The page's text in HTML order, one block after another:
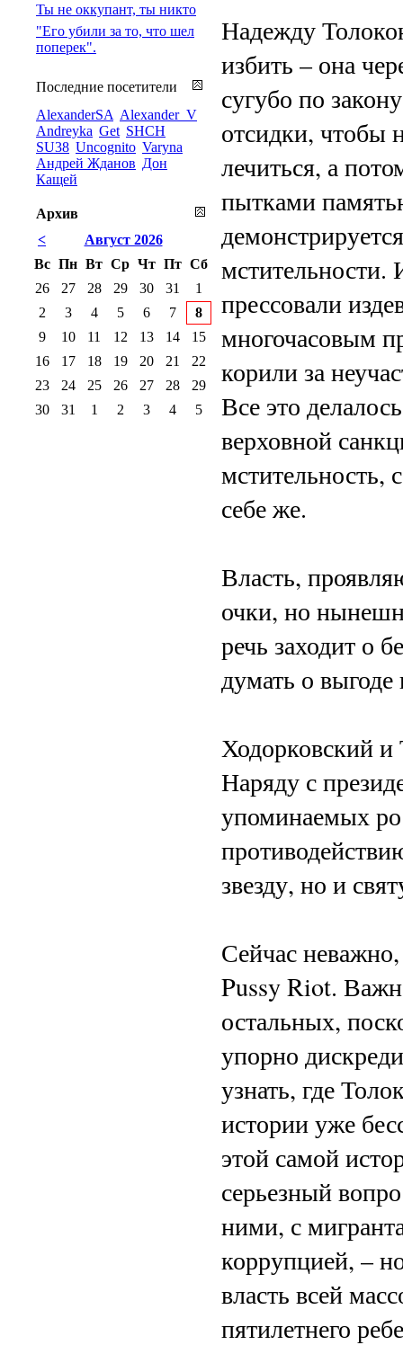
Надежду
избить – она
сугубо по
отсидки, чтобы
лечиться, а
пытками
мстительности.
прессовали
многочасовым
корили за
Все это
верховной
мстительность,
себе же.
Власть,
очки, но
речь заходит о
думать о выгоде
Ходорковский и
Наряду с
упоминаемых
звезду, но и
Сейчас
Pussy Riot.
остальных,
упорно
узнать, где
истории уже
этой самой
серьезный
ними, с
коррупцией, –
власть всей
пятилетнего
Ты не оккупант, ты никто
"Его убили за то, что шел
поперек".
Последние посетители
AlexanderSA Alexander_V
Andreyka Get SHCH
SU38 Uncognito Varyna
Андрей Жданов Дон
Кащей
Архив
<
Август 2026
Вс Пн Вт Ср Чт Пт Сб
26
27 28 29 30 31
1
2
3 4 5 6 7
8
9
10 11 12 13 14
15
16
17 18 19 20 21
22
23
24 25 26 27 28
29
30
31 1 2 3 4 5